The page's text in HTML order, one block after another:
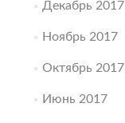
Декабрь 2017
Ноябрь 2017
Октябрь 2017
Июнь 2017